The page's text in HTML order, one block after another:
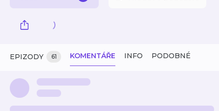
EPIZODY 61 KOMENTÁŘE INFO PODOBNÉ